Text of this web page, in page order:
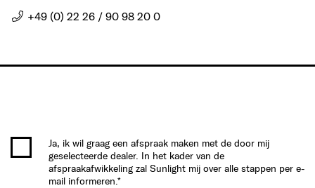
+49 (0) 22 26 / 90 98 20 0
Ja, ik wil graag een afspraak maken met de door mij
geselecteerde dealer. In het kader van de
afspraakafwikkeling zal Sunlight mij over alle stappen per e-
mail informeren.*